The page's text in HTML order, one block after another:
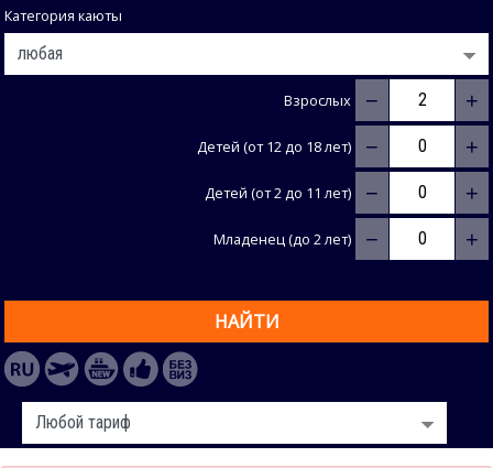
Категория каюты
Взрослых − +
Детей (от 12 до 18 лет) − +
Детей (от 2 до 11 лет) − +
Младенец (до 2 лет) − +
НАЙТИ